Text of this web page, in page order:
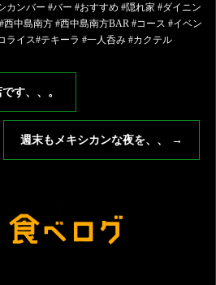
カンバー #バー #おすすめ #隠れ家 #ダイニン
西中島南方 #西中島南方BAR #コース #イベン
ライス#テキーラ #一人呑み #カクテル
す、、。
週末もメキシカンな夜を、、 →